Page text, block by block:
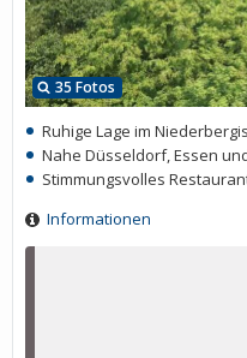
35 Fotos
Ruhige Lage im
Nahe Düsseldorf, Essen
Stimmungsvolles
Informationen